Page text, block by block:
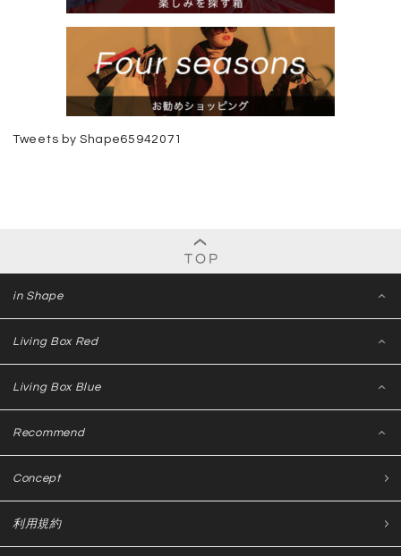
Tweets by Shape65942071
in Shape
Living Box Red
Living Box Blue
Recommend
Concept
利用規約